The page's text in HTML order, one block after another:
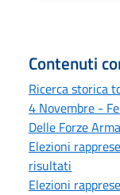
Contenuti
Ricerca storica
4 Novembre -
Delle Forze
Elezioni
risultati
Elezioni